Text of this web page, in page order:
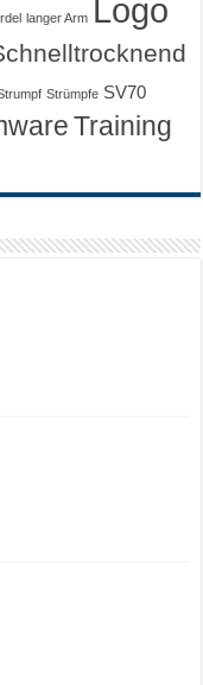
langer Arm Logo
Strümpfe SV70
Training